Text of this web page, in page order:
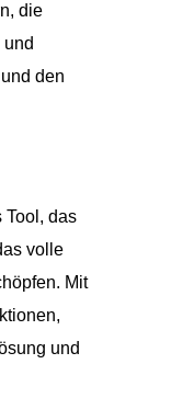
die
den
Tool, das
volle
Mit
und